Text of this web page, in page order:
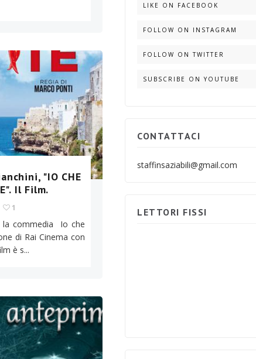
"IO CHE
Il Film.
1
la commedia Io che
di Rai Cinema con
è s...
LIKE ON FACEBOOK
FOLLOW ON INSTAGRAM
FOLLOW ON TWITTER
SUBSCRIBE ON YOUTUBE
CONTATTACI
staffinsaziabili@gmail.com
LETTORI FISSI